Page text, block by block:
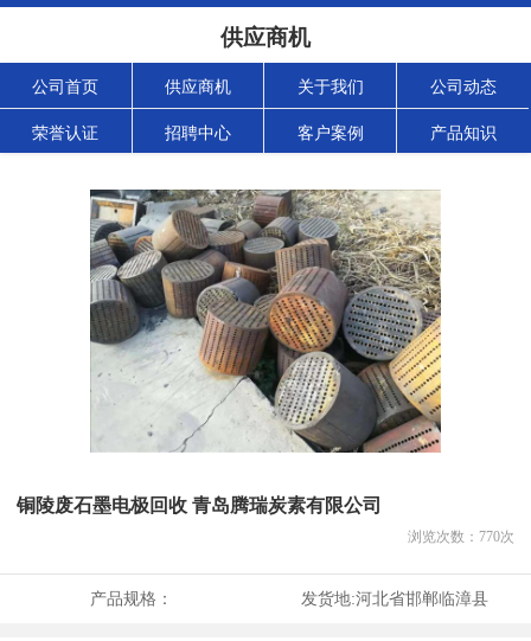
供应商机
公司首页 供应商机 关于我们 公司动态
荣誉认证 招聘中心 客户案例 产品知识
铜陵废石墨电极回收 青岛腾瑞炭素有限公司
浏览次数： 770次
产品规格： 发货地:河北省邯郸临漳县